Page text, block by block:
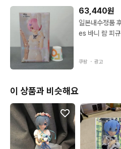
63,440원
일본내수정품
쿠팡 ・ 광고
이 상품과 비슷해요